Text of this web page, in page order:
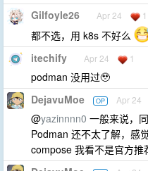
Gilfoyle26 Apr 24 1
都不选，用 k8s 不好么
itechify Apr 24 1
podman 没用过🥹
DejavuMoe OP Apr 24
@yazinnnn0 一般来说，
Podman 还不太了解，感
compose 我看不是官方